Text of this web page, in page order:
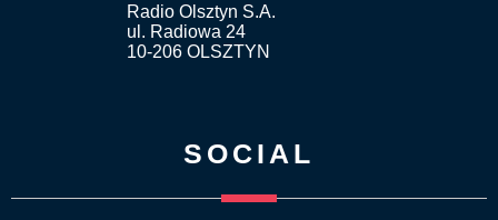
Radio Olsztyn S.A.
ul. Radiowa 24
10-206 OLSZTYN
SOCIAL